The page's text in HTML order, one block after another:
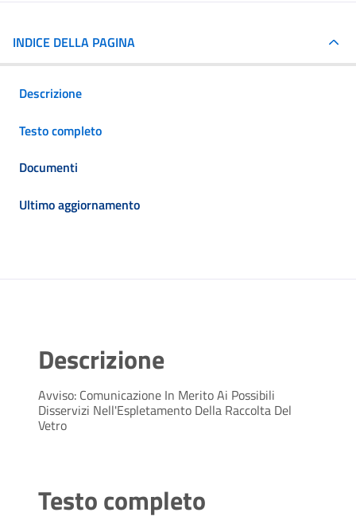
INDICE DELLA PAGINA
Descrizione
Testo completo
Documenti
Ultimo aggiornamento
Descrizione
Avviso: Comunicazione In Merito Ai Possibili
Disservizi Nell'Espletamento Della Raccolta Del
Vetro
Testo completo